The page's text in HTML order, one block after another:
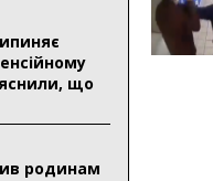
що
родинам